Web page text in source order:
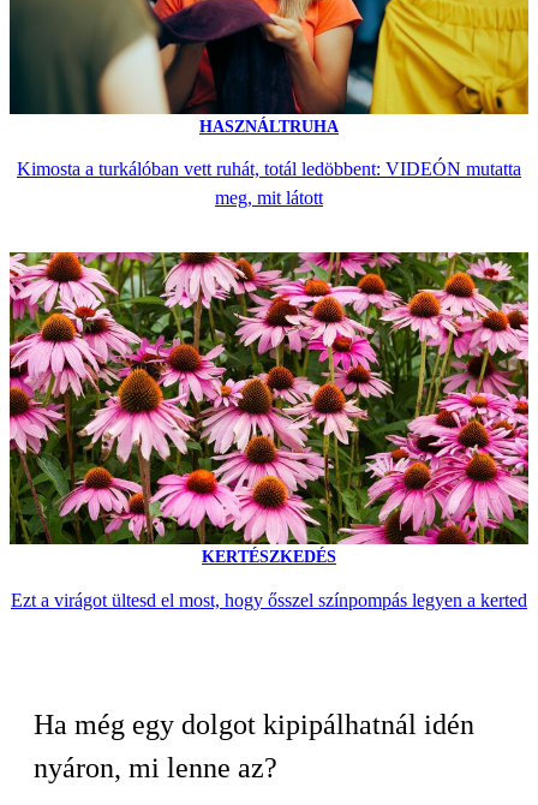
HASZNÁLTRUHA
Kimosta a turkálóban vett ruhát, totál ledöbbent: VIDEÓN mutatta
meg, mit látott
KERTÉSZKEDÉS
Ezt a virágot ültesd el most, hogy ősszel színpompás legyen a kerted
Ha még egy dolgot kipipálhatnál idén
nyáron, mi lenne az?